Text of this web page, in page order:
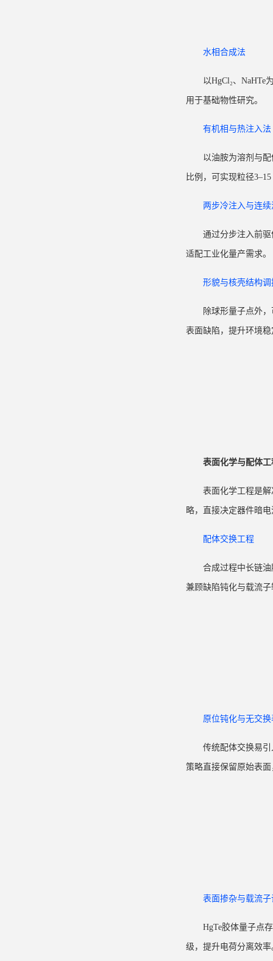
水相合成法
以HgCl₂、
用于基础物性研究。
有机相与热注入法
以油胺为溶剂与
比例，可实现粒径
两步冷注入与连
通过分步注入前
适配工业化量产需求。
形貌与核壳结构调
除球形量子点外
表面缺陷，提升环境
表面化学与配体工
表面化学工程是解
略，直接决定器件暗
配体交换工程
合成过程中长链
兼顾缺陷钝化与载流子
原位钝化与无交
传统配体交换易
策略直接保留原始表
表面掺杂与载流子
HgTe胶体量子点
级，提升电荷分离效率